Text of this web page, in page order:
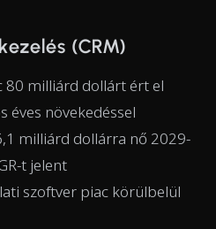
(CRM)
80 milliárd dollárt ért el
éves növekedéssel
milliárd dollárra nő 2029-
t jelent
szoftver piac körülbelül